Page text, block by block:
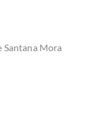
Santana Mora